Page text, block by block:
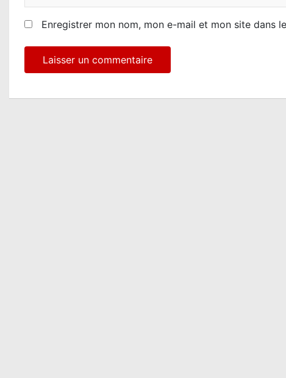
Enregistrer mon nom, mon e-mail et mon site dans